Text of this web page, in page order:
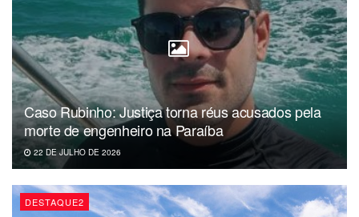
Caso Rubinho: Justiça torna réus acusados pela
morte de engenheiro na Paraíba
22 DE JULHO DE 2026
DESTAQUE2